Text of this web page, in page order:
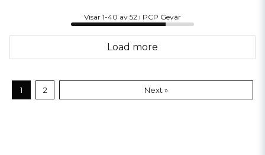
Visar 1-40 av 52 i PCP Gevär
Load more
1 2 Next »